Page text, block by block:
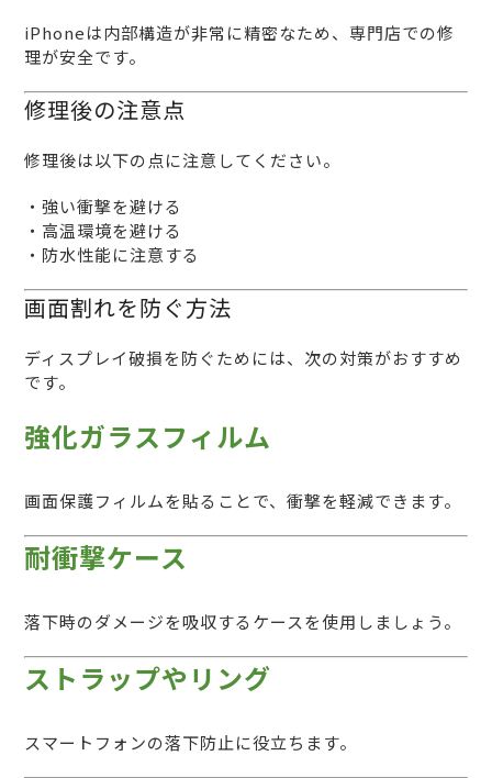
iPhoneは内部構造が非常に精密なため、専門店での修
理が安全です。
修理後の注意点
修理後は以下の点に注意してください。
・強い衝撃を避ける
・高温環境を避ける
・防水性能に注意する
画面割れを防ぐ方法
ディスプレイ破損を防ぐためには、次の対策がおすすめ
です。
強化ガラスフィルム
画面保護フィルムを貼ることで、衝撃を軽減できます。
耐衝撃ケース
落下時のダメージを吸収するケースを使用しましょう。
ストラップやリング
スマートフォンの落下防止に役立ちます。